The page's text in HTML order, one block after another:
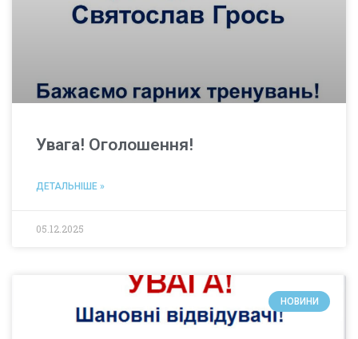
Увага! Оголошення!
ДЕТАЛЬНІШЕ »
05.12.2025
НОВИНИ